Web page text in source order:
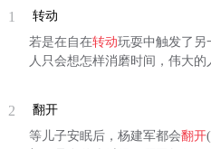
1
转动
若是在自在转动玩耍中触发了另
人只会想怎样消磨时间，伟大的
2
翻开
等儿子安眠后，杨建军都会翻开